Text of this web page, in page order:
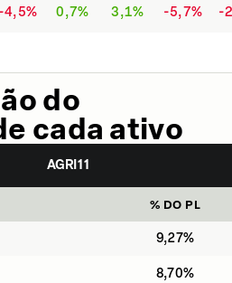
-4,5% 0,7% 3,1% -5,7% -
do
cada ativo
AGRI11
% DO PL
9,27%
8,70%